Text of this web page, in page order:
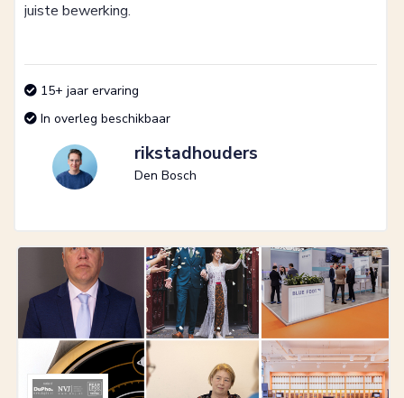
juiste bewerking.
15+ jaar ervaring
In overleg beschikbaar
rikstadhouders
Den Bosch